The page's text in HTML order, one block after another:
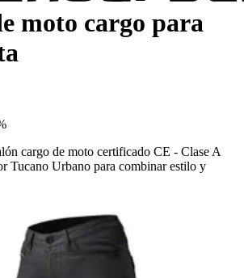
moto cargo para
cargo de moto certificado CE - Clase A
Tucano Urbano para combinar estilo y